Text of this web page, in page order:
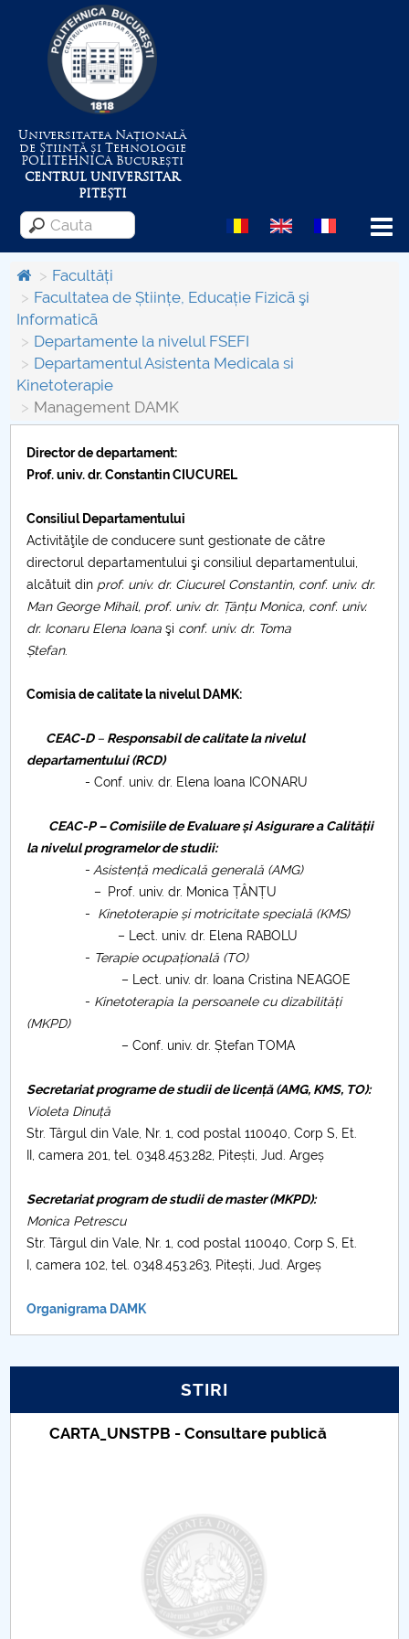
Universitatea Națională
de Știință și Tehnologie
POLITEHNICABucurești
CENTRUL UNIVERSITAR
PITEȘTI
Menu
Despre Universitate
Centrul de Management al Proiectelor
Consiliul de Administratie
Nr. de telefon si adrese Facultăți
Români de pretutindeni - ADMITERE
Senat
Facultăți
Relații Publice
PNRR
Proiect PRIM STUD
Proiect SU-ETIC
Protecția datelor personale
UNIVERSITATE pentru comunitate
Comisie de etica unversitară
Accesibilitate pentru studenții cu dizabilități
Raportul Conducerii Centrului Universitar Pitești
2024
Centrul de Consiliere și Orientare în Carieră
Chestionar angajabilitate ALUMNI – UPB
Management DAMK
Facultăți
Facultatea de Științe, Educație Fizicã şi
Informaticã
Departamente la nivelul FSEFI
Departamentul Asistenta Medicala si
Kinetoterapie
Management DAMK
Director de departament:
Prof. univ. dr. Constantin CIUCUREL
Consiliul Departamentului
Activităţile de conducere sunt gestionate de către
directorul departamentului şi consiliul departamentului,
alcătuit din prof. univ. dr. Ciucurel Constantin, conf. univ. dr.
Man George Mihail, prof. univ. dr. Țânțu Monica, conf. univ.
dr. Iconaru Elena Ioana şi conf. univ. dr. Toma
Ștefan.
Comisia de calitate la nivelul DAMK:
CEAC-D– Responsabil de calitate la nivelul
departamentului (RCD)
- Conf. univ. dr. Elena Ioana ICONARU
CEAC-P – Comisiile de Evaluare și Asigurare a Calității
la nivelul programelor de studii:
- Asistență medicală generală (AMG)
–
Prof. univ. dr. Monica ȚÂNȚU
- Kinetoterapie și motricitate specială (KMS)
– Lect. univ. dr. Elena RABOLU
- Terapie ocupațională (TO)
– Lect. univ. dr. Ioana Cristina NEAGOE
- Kinetoterapia la persoanele cu dizabilități
(MKPD)
– Conf. univ. dr. Ștefan TOMA
Secretariat programe de studii de licență (AMG, KMS, TO):
Violeta Dinuță
Str. Târgul din Vale, Nr. 1, cod postal 110040, Corp S, Et.
II, camera 201, tel. 0348.453.282, Pitești, Jud. Argeș
Secretariat program de studii de master (MKPD):
Monica Petrescu
Str. Târgul din Vale, Nr. 1, cod postal 110040, Corp S, Et.
I, camera 102, tel. 0348.453.263, Pitești, Jud. Argeș
Organigrama DAMK
STIRI
Taxe de școlarizare indexate – Centrul